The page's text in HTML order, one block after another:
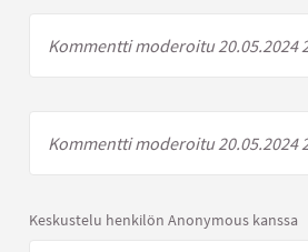
Kommentti moderoitu 20.05.2024
Kommentti moderoitu 20.05.2024
Keskustelu henkilön Anonymous kanssa